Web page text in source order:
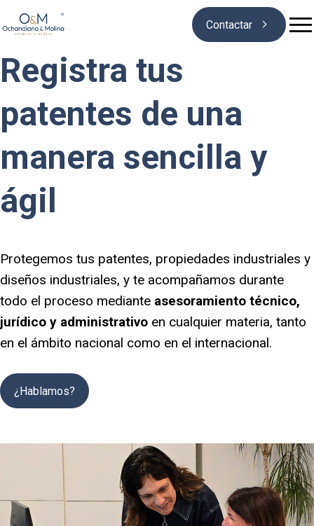
Quiénes somos
Blog
Contactar 
Registra tus
patentes de una
manera sencilla y
ágil
Protegemos tus patentes, propiedades industriales y
diseños industriales, y te acompañamos durante
todo el proceso mediante asesoramiento técnico,
jurídico y administrativo en cualquier materia, tanto
en el ámbito nacional como en el internacional.
¿Hablamos?